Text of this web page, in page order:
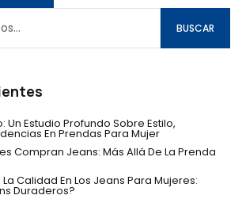
BUSCAR
Un Estudio Profundo Sobre Estilo,
En Prendas Para Mujer
Compran Jeans: Más Allá De La Prenda
Calidad En Los Jeans Para Mujeres:
Duraderos?